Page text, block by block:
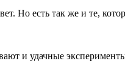
Но есть так же и те,
и удачные